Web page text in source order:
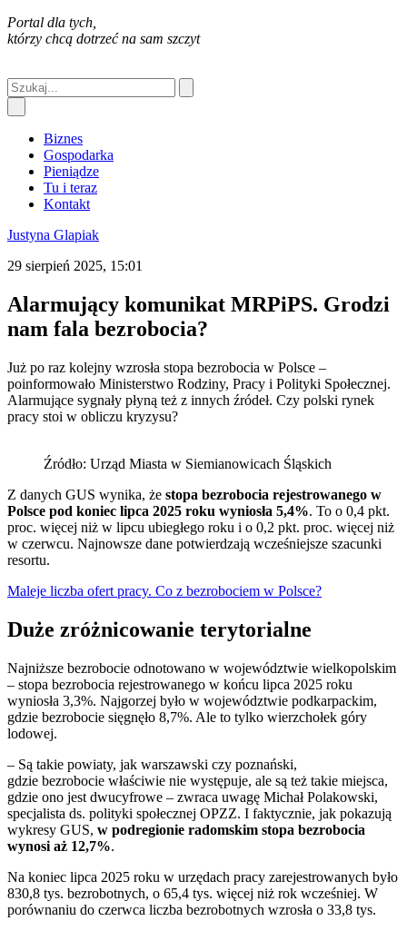
Portal dla tych,
którzy chcą dotrzeć na sam szczyt
Biznes
Gospodarka
Pieniądze
Tu i teraz
Kontakt
Justyna Glapiak
29 sierpień 2025, 15:01
Alarmujący komunikat MRPiPS. Grodzi
nam fala bezrobocia?
Już po raz kolejny wzrosła stopa bezrobocia w Polsce –
poinformowało Ministerstwo Rodziny, Pracy i Polityki Społecznej.
Alarmujące sygnały płyną też z innych źródeł. Czy polski rynek
pracy stoi w obliczu kryzysu?
Źródło: Urząd Miasta w Siemianowicach Śląskich
Z danych GUS wynika, że stopa bezrobocia rejestrowanego w
Polsce pod koniec lipca 2025 roku wyniosła 5,4%. To o 0,4 pkt.
proc. więcej niż w lipcu ubiegłego roku i o 0,2 pkt. proc. więcej niż
w czerwcu. Najnowsze dane potwierdzają wcześniejsze szacunki
resortu.
Maleje liczba ofert pracy. Co z bezrobociem w Polsce?
Duże zróżnicowanie terytorialne
Najniższe bezrobocie odnotowano w województwie wielkopolskim
– stopa bezrobocia rejestrowanego w końcu lipca 2025 roku
wyniosła 3,3%. Najgorzej było w województwie podkarpackim,
gdzie bezrobocie sięgnęło 8,7%. Ale to tylko wierzchołek góry
lodowej.
– Są takie powiaty, jak warszawski czy poznański,
gdzie bezrobocie właściwie nie występuje, ale są też takie miejsca,
gdzie ono jest dwucyfrowe – zwraca uwagę Michał Polakowski,
specjalista ds. polityki społecznej OPZZ. I faktycznie, jak pokazują
wykresy GUS, w podregionie radomskim stopa bezrobocia
wynosi aż 12,7%.
Na koniec lipca 2025 roku w urzędach pracy zarejestrowanych było
830,8 tys. bezrobotnych, o 65,4 tys. więcej niż rok wcześniej. W
porównaniu do czerwca liczba bezrobotnych wzrosła o 33,8 tys.